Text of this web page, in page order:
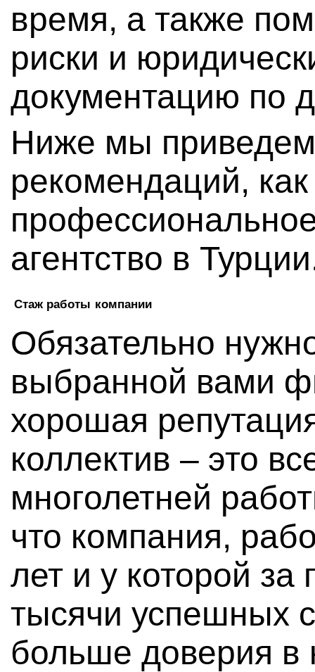
время, а также
риски и
документацию по
Ниже мы приведем
рекомендаций,
агентство в
Стаж работы компании
Обязательно
выбранной вами
хорошая
коллектив – это
многолетней
что компания,
лет и у которой за
тысячи успешных
больше доверия в